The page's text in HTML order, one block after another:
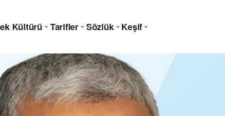
Kültürü Tarifler Sözlük Keşif